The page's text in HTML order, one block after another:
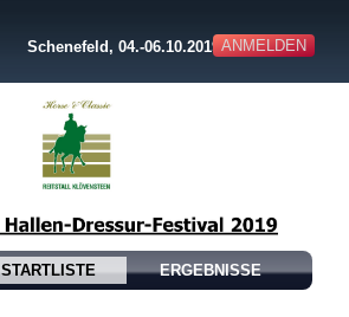
ANMELDEN
Schenefeld, 04.-06.10.2019
STARTLISTE ERGEBNISSE